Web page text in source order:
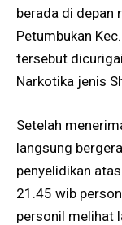
berada di depan
Petumbukan
tersebut
Narkotika jenis
Setelah
langsung
penyelidikan
21.45 wib
personil melihat